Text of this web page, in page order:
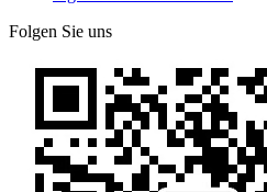
Folgen Sie uns